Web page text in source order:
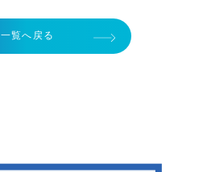
一覧へ戻る